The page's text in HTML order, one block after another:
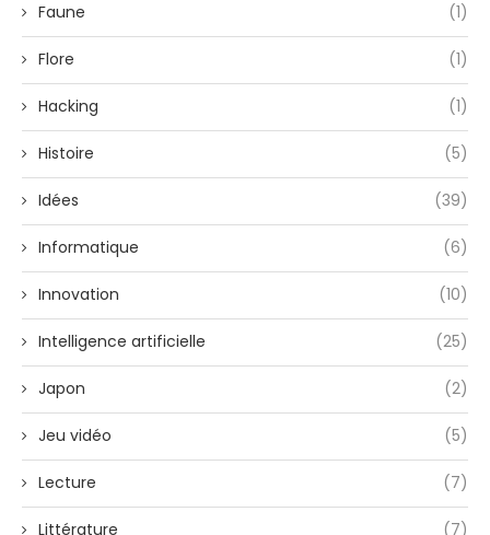
Faune (1)
Flore (1)
Hacking (1)
Histoire (5)
Idées (39)
Informatique (6)
Innovation (10)
Intelligence artificielle (25)
Japon (2)
Jeu vidéo (5)
Lecture (7)
Littérature (7)